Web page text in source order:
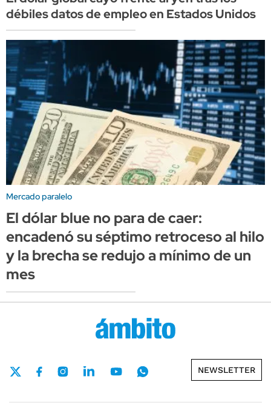
débiles datos de empleo en Estados Unidos
Mercado paralelo
El dólar blue no para de caer:
encadenó su séptimo retroceso al hilo
y la brecha se redujo a mínimo de un
mes
NEWSLETTER